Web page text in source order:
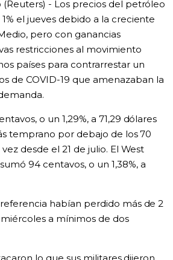
(Reuters) - Los precios del petróleo
el jueves debido a la creciente
pero con ganancias
restricciones al movimiento
países para contrarrestar un
de COVID-19 que amenazaban la
o un 1,29%, a 71,29 dólares
temprano por debajo de los 70
desde el 21 de julio. El West
94 centavos, o un 1,38%, a
habían perdido más de 2
a mínimos de dos